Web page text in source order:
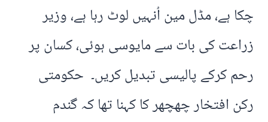
چکا ہے، مڈل مین اُنہیں لوٹ رہا ہے، وزیر
زراعت کی بات سے مایوسی ہوئی، کسان پر
رحم کرکے پالیسی تبدیل کریں۔ حکومتی
رکن افتخار چھچھر کا کہنا تھا کہ گندم